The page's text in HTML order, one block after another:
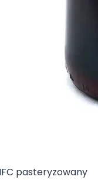
pasteryzowany